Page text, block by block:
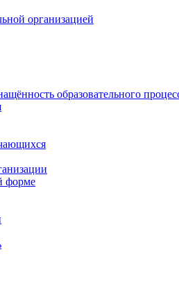
организацией
образовательного
форме